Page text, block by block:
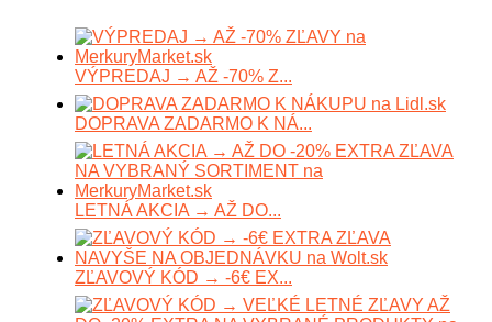
VÝPREDAJ → AŽ -70% Z...
DOPRAVA ZADARMO K NÁ...
LETNÁ AKCIA → AŽ DO...
ZĽAVOVÝ KÓD → -6€ EX...